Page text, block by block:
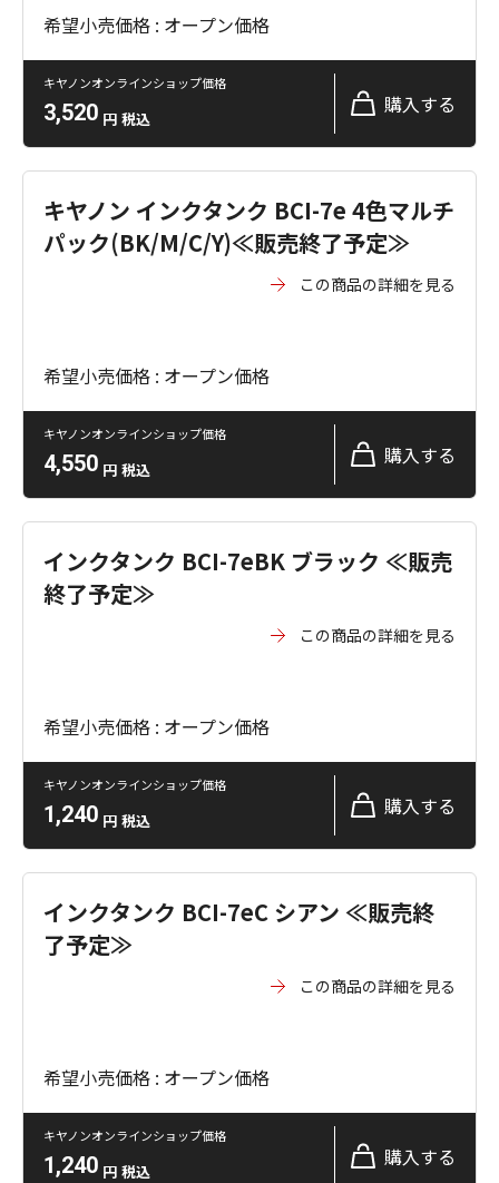
希望小売価格 : オープン価格
キヤノンオンラインショップ価格
3,520 円 税込
購入する
キヤノン インクタンク BCI-7e 4色マルチ
パック(BK/M/C/Y)≪販売終了予定≫
この商品の詳細を見る
希望小売価格 : オープン価格
キヤノンオンラインショップ価格
4,550 円 税込
購入する
インクタンク BCI-7eBK ブラック ≪販売
終了予定≫
この商品の詳細を見る
希望小売価格 : オープン価格
キヤノンオンラインショップ価格
1,240 円 税込
購入する
インクタンク BCI-7eC シアン ≪販売終
了予定≫
この商品の詳細を見る
希望小売価格 : オープン価格
キヤノンオンラインショップ価格
1,240 円 税込
購入する